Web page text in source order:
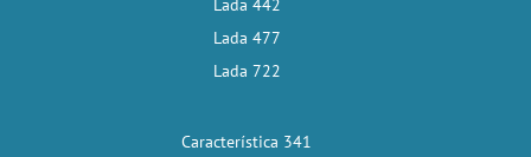
Lada 442
Lada 477
Lada 722
Característica 341